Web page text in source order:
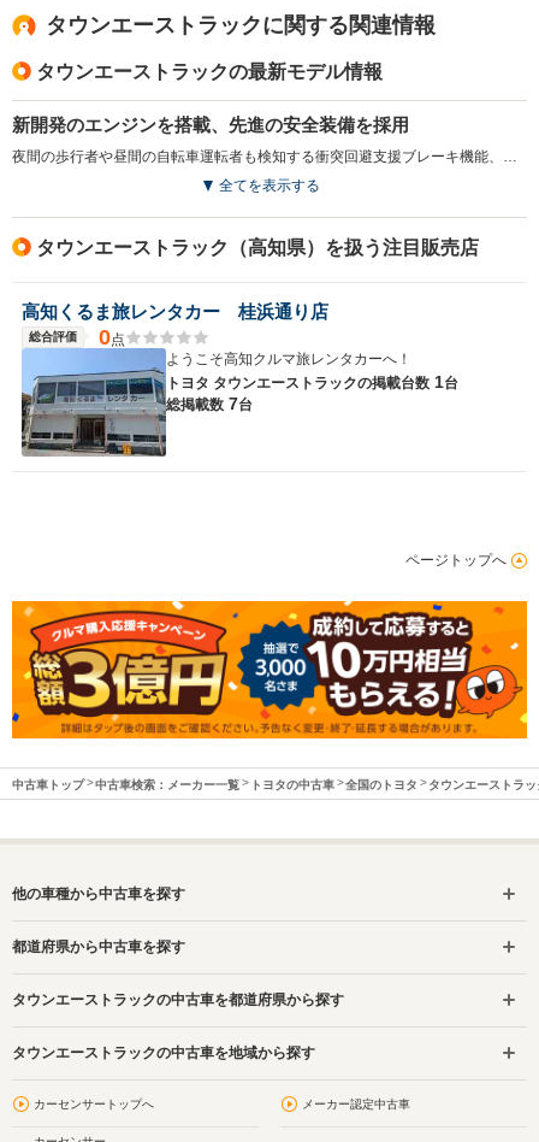
タウンエーストラックに関する関連情報
タウンエーストラックの最新モデル情報
新開発のエンジンを搭載、先進の安全装備を採用
全てを表示する
タウンエーストラック（高知県）を扱う注目販売店
高知くるま旅レンタカー 桂浜通り店
総合評価 0点
ようこそ高知クルマ旅レンタカーへ！
トヨタ タウンエーストラックの掲載台数 1台
総掲載数 7台
ページトップへ
中古車トップ 中古車検索：メーカー一覧 トヨタの中古車 全国のトヨタ タウンエーストラ
他の車種から中古車を探す
都道府県から中古車を探す
タウンエーストラックの中古車を都道府県から探す
タウンエーストラックの中古車を地域から探す
カーセンサートップへ メーカー認定中古車